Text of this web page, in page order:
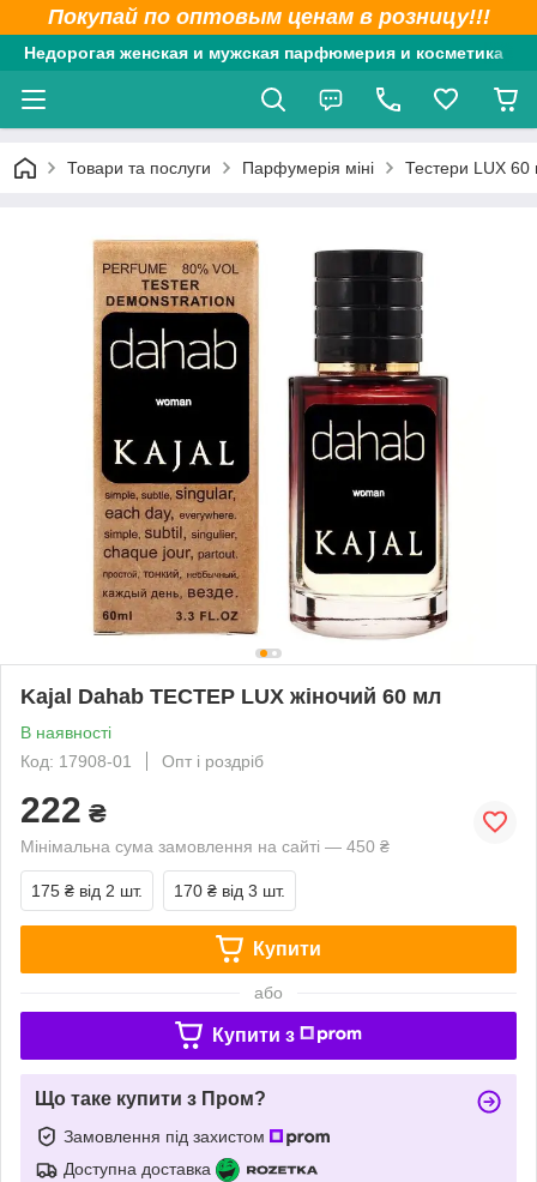
Покупай по оптовым ценам в розницу!!!
Недорогая женская и мужская парфюмерия и косметика
Товари та послуги Парфумерія міні Тестери LUX 60
Kajal Dahab ТЕСТЕР LUX жіночий 60 мл
В наявності
Код: 17908-01
Опт і роздріб
222 ₴
Мінімальна сума замовлення на сайті — 450 ₴
175 ₴ від 2 шт. 170 ₴ від 3 шт.
Купити
або
Купити з
Що таке купити з Пром?
Замовлення під захистом
Доступна доставка